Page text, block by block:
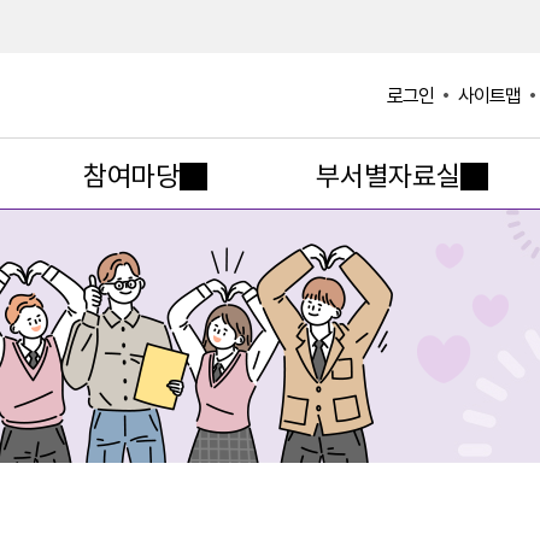
로그인 사이트맵
참여마당 부서별자료실